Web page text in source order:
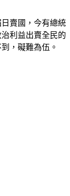
賣國，今有總統
利益出賣全民的
，礙難為伍。